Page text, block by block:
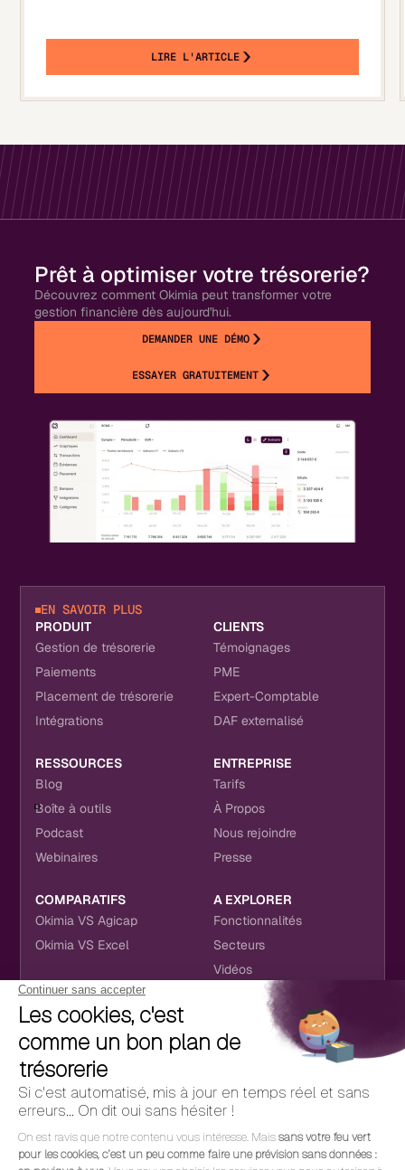
LIRE L'ARTICLE
Prêt à optimiser votre trésorerie?
Découvrez comment Okimia peut transformer votre
gestion financière dès aujourd'hui.
DEMANDER UNE DÉMO
ESSAYER GRATUITEMENT
EN SAVOIR PLUS
PRODUIT
Gestion de trésorerie
Paiements
Placement de trésorerie
Intégrations
CLIENTS
Témoignages
PME
Expert-Comptable
DAF externalisé
RESSOURCES
Blog
Boîte à outils
Podcast
Webinaires
ENTREPRISE
Tarifs
À Propos
Nous rejoindre
Presse
COMPARATIFS
Okimia VS Agicap
Okimia VS Excel
A EXPLORER
Fonctionnalités
Secteurs
Vidéos
NOUS RETROUVER
CONTACT
hello@okimia.com
01 76 50 33 88
RÉSEAUX SOCIAUX
Youtube
Instagram